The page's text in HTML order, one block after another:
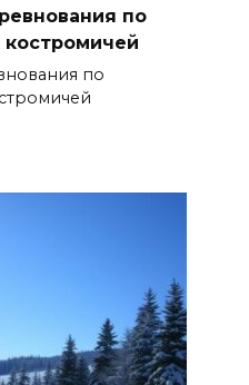
по
костромичей
по